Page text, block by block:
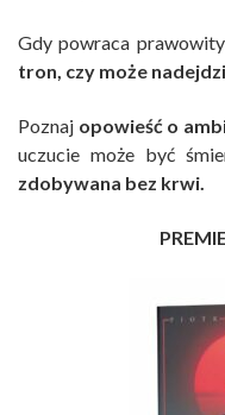
Gdy powraca
tron, czy może
Poznaj opowieść o
uczucie może być
zdobywana bez krwi.